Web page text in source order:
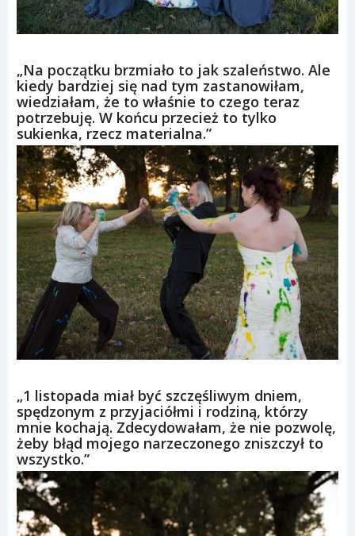
„Na początku brzmiało to jak szaleństwo. Ale
kiedy bardziej się nad tym zastanowiłam,
wiedziałam, że to właśnie to czego teraz
potrzebuję. W końcu przecież to tylko
sukienka, rzecz materialna.”
„1 listopada miał być szczęśliwym dniem,
spędzonym z przyjaciółmi i rodziną, którzy
mnie kochają. Zdecydowałam, że nie pozwolę,
żeby błąd mojego narzeczonego zniszczył to
wszystko.”